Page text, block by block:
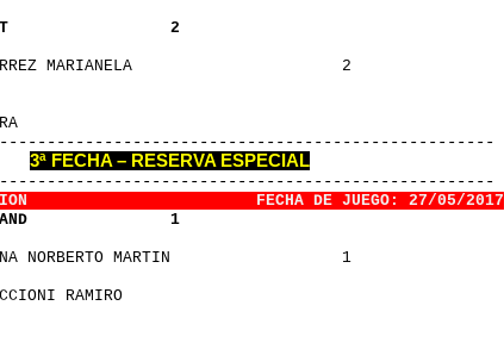
2
MARIANELA                      2
CIAMARRA
3ª FECHA – RESERVA ESPECIAL
FECHA DE JUEGO: 27/05/2017
1
MARTIN                  1
RAMIRO